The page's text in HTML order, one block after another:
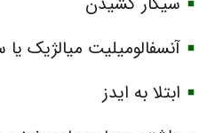
آنسفالومیلیت میالژیک
ابتلا به ایدز